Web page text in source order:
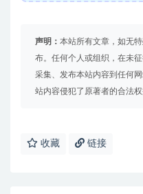
声明： 本站所有文章，如无
布。任何个人或组织，在未
采集、发布本站内容到任何
站内容侵犯了原著者的合法
收藏 链接